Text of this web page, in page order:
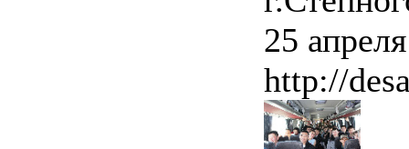
25
http://